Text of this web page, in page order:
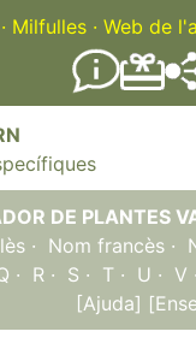
· Milfulles · Web de
DE PLANTES
· Nom francès ·
· R · S · T · U · V
[Ajuda]